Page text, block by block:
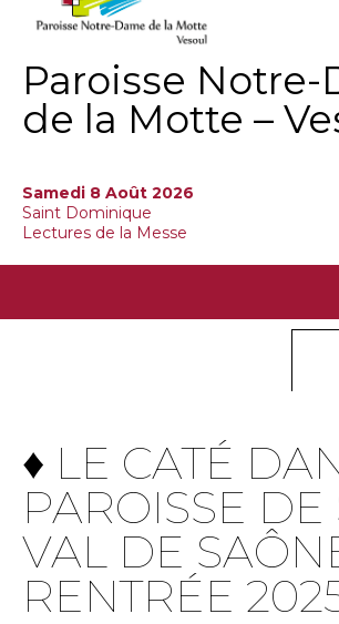
Paroisse Notre-
de la Motte –
Samedi 8 Août 2026
Saint Dominique
Lectures de la Messe
♦ LE CATÉ
PAROISSE DE
VAL DE
RENTRÉE